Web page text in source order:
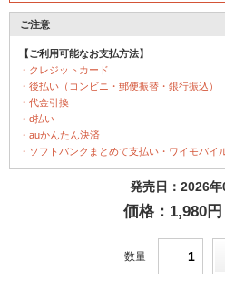
ご注意
【ご利用可能なお支払方法】
・クレジットカード
・後払い（コンビニ・郵便振替・銀行振込）
・代金引換
・d払い
・auかんたん決済
・ソフトバンクまとめて支払い・ワイモバイ
発売日：2026年
価格：1,980円
数量